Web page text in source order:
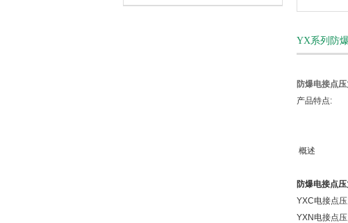
YX系列防
防爆电接点
产品特点:
概述
防爆电接点
YXC电接点
YXN电接点